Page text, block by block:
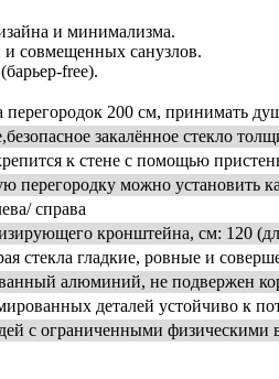
и минимализма.
и совмещенных санузлов.
free).
200 см, принимать
закалённое стекло
к стене с помощью
перегородку можно установить
справа
кронштейна, см: 120
стекла гладкие, ровные и
алюминий, не подвержен
деталей устойчиво к
с ограниченными физическими